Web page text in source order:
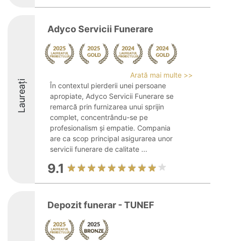
Laureați
Adyco Servicii Funerare
Arată mai multe >>
În contextul pierderii unei persoane
apropiate, Adyco Servicii Funerare se
remarcă prin furnizarea unui sprijin
complet, concentrându-se pe
profesionalism și empatie. Compania
are ca scop principal asigurarea unor
servicii funerare de calitate ...
9.1
Depozit funerar - TUNEF